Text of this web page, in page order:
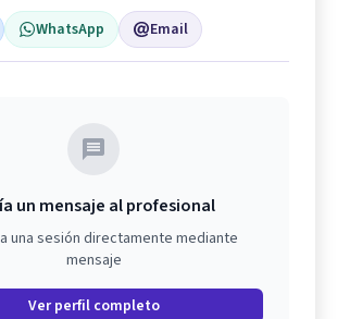
WhatsApp Email
un mensaje al profesional
una sesión directamente mediante
mensaje
Ver perfil completo